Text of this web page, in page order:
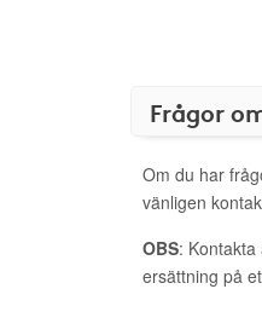
Frågor
Om du har
vänligen
OBS:
ersättning på